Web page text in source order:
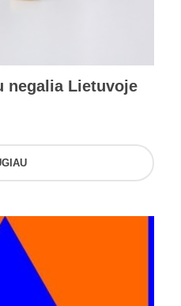
negalia Lietuvoje